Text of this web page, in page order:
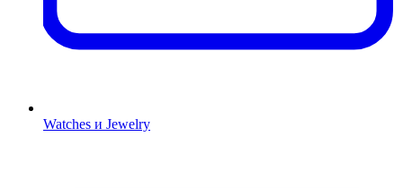
Watches и Jewelry